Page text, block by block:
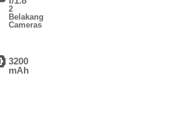
2
Belakang
Cameras
3200
mAh